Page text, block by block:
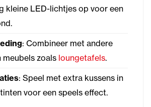
kleine LED-lichtjes op voor een
: Combineer met andere
zoals loungetafels.
: Speel met extra kussens in
voor een speels effect.